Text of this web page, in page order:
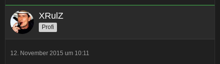
XRulZ
Profi
12. November 2015 um 10:11